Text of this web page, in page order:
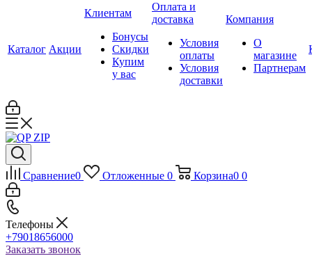
Каталог Акции
Клиентам
Бонусы
Скидки
Купим
у вас
Оплата и
доставка
Условия
оплаты
Условия
доставки
Компания
О
магазине
Партнерам
Сравнение0 Отложенные 0 Корзина0 0
Телефоны
+79018656000
Заказать звонок